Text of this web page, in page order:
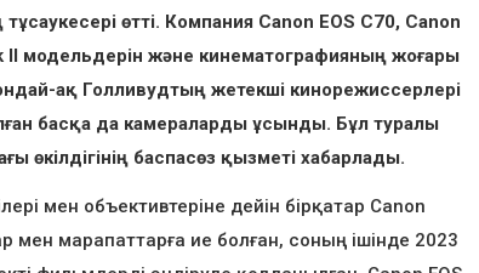
өтті. Компания Canon EOS C70, Canon
II модельдерін және кинематографияның жоғары
ақ Голливудтың жетекші кинорежиссерлері
басқа да камераларды ұсынды. Бұл туралы
өкілдігінің баспасөз қызметі хабарлады.
мен объективтеріне дейін бірқатар Canon
мен марапаттарға ие болған, соның ішінде 2023